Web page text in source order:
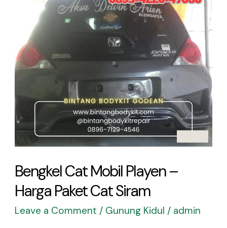
Bengkel Cat Mobil Playen –
Harga Paket Cat Siram
Leave a Comment / Gunung Kidul / admin
Playen
Harga
Paket
Siram